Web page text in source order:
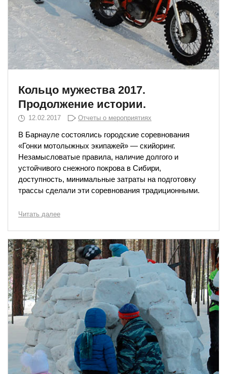
Кольцо мужества 2017.
Продолжение истории.
12.02.2017 Отчеты о мероприятиях
В Барнауле состоялись городские соревнования
«Гонки мотолыжных экипажей» — скийоринг.
Незамысловатые правила, наличие долгого и
устойчивого снежного покрова в Сибири,
доступность, минимальные затраты на подготовку
трассы сделали эти соревнования традиционными.
Читать далее